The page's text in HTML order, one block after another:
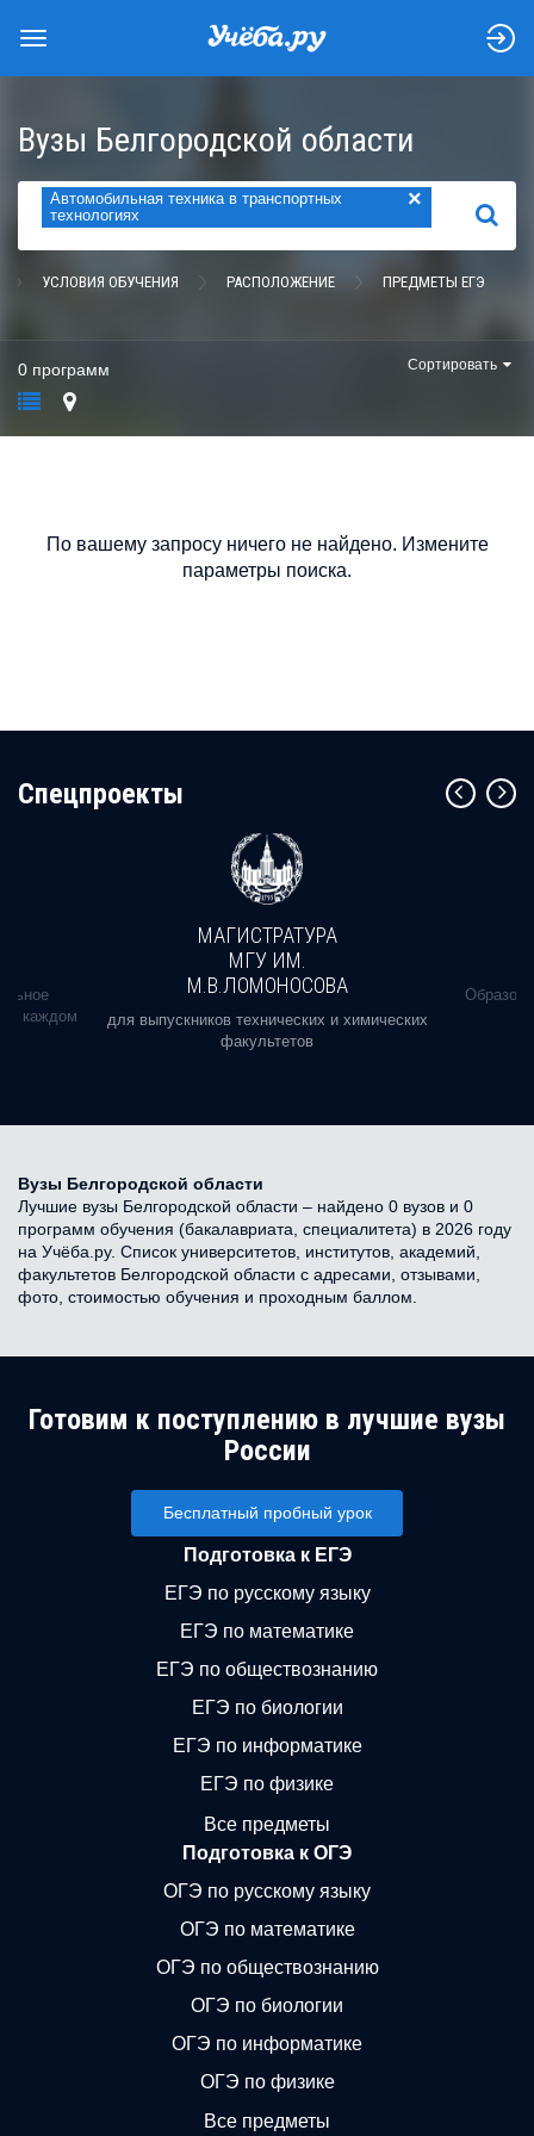
Вузы Белгородской области
Автомобильная техника в транспортных
технологиях
×
НАЙТИ
УСЛОВИЯ ОБУЧЕНИЯ РАСПОЛОЖЕНИЕ ПРЕДМЕТЫ ЕГЭ
0 программ Сортировать
По вашему запросу ничего не найдено. Измените
параметры поиска.
Cпецпроекты
в каждом
МАГИСТРАТУРА
МГУ ИМ.
М.В.ЛОМОНОСОВА
для выпускников технических и химических
факультетов
Вузы Белгородской области
Лучшие вузы Белгородской области – найдено 0 вузов и 0
программ обучения (бакалавриата, специалитета) в 2026 году
на Учёба.ру. Список университетов, институтов, академий,
факультетов Белгородской области с адресами, отзывами,
фото, стоимостью обучения и проходным баллом.
Готовим к поступлению в лучшие вузы
России
Бесплатный пробный урок
Подготовка к ЕГЭ
ЕГЭ по русскому языку
ЕГЭ по математике
ЕГЭ по обществознанию
ЕГЭ по биологии
ЕГЭ по информатике
ЕГЭ по физике
Все предметы
Подготовка к ОГЭ
ОГЭ по русскому языку
ОГЭ по математике
ОГЭ по обществознанию
ОГЭ по биологии
ОГЭ по информатике
ОГЭ по физике
Все предметы